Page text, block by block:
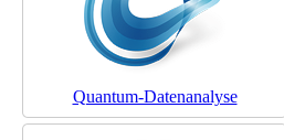
Quantum-Datenanalyse